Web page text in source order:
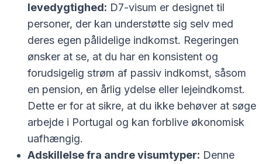
levedygtighed: D7-visum er designet til
personer, der kan understøtte sig selv med
deres egen pålidelige indkomst. Regeringen
ønsker at se, at du har en konsistent og
forudsigelig strøm af passiv indkomst, såsom
en pension, en årlig ydelse eller lejeindkomst.
Dette er for at sikre, at du ikke behøver at søge
arbejde i Portugal og kan forblive økonomisk
uafhængig.
Adskillelse fra andre visumtyper: Denne